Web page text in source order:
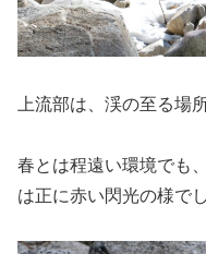
上流部は、渓の至る場
春とは程遠い環境でも
は正に赤い閃光の様でし